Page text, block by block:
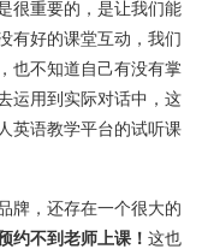
很重要的，是让我们能
有好的课堂互动，我们
也不知道自己有没有掌
运用到实际对话中，这
英语教学平台的试听课
牌，还存在一个很大的
约不到老师上课！ 这也